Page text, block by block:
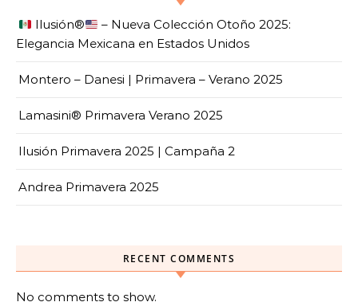
Ilusión®️
– Nueva Colección Otoño 2025:
Elegancia Mexicana en Estados Unidos
Montero – Danesi | Primavera – Verano 2025
Lamasini® Primavera Verano 2025
Ilusión Primavera 2025 | Campaña 2
Andrea Primavera 2025
RECENT COMMENTS
No comments to show.